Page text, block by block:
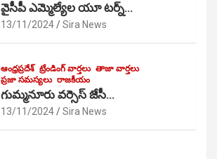
వైసీపీ ఎమ్మెల్యేల యూ టర్న్…
13/11/2024 Sira News
ఆంధ్రప్రదేశ్ ట్రేండింగ్ వార్తలు తాజా వార్తలు
ప్రజా సమస్యలు రాజకీయం
గుమ్మనూరు వర్సెస్ జేసీ…
13/11/2024 Sira News